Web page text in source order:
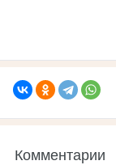
Комментарии